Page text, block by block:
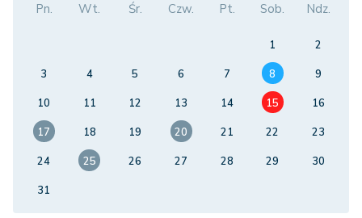
Pn. Wt. Śr. Czw. Pt. Sob. Ndz.
1
2
3
4 5 6 7 8
9
10
11 12 13 14 15
16
17
18 19 20 21 22
23
24
25 26 27 28 29
30
31